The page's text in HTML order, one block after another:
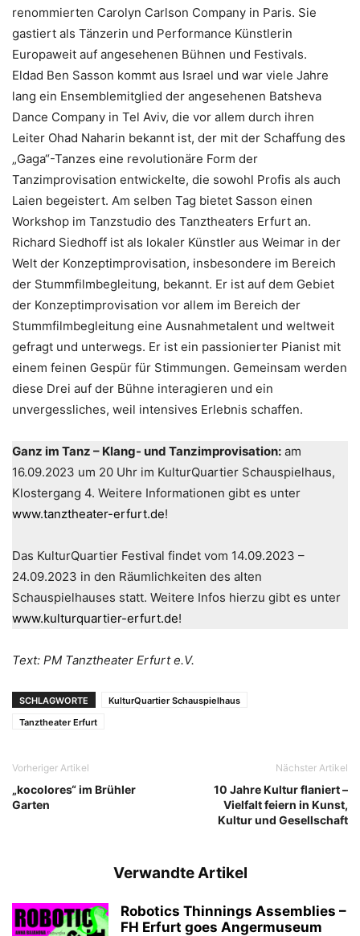
renommierten Carolyn Carlson Company in Paris. Sie
gastiert als Tänzerin und Performance Künstlerin
Europaweit auf angesehenen Bühnen und Festivals.
Eldad Ben Sasson kommt aus Israel und war viele Jahre
lang ein Ensemblemitglied der angesehenen Batsheva
Dance Company in Tel Aviv, die vor allem durch ihren
Leiter Ohad Naharin bekannt ist, der mit der Schaffung des
„Gaga“-Tanzes eine revolutionäre Form der
Tanzimprovisation entwickelte, die sowohl Profis als auch
Laien begeistert. Am selben Tag bietet Sasson einen
Workshop im Tanzstudio des Tanztheaters Erfurt an.
Richard Siedhoff ist als lokaler Künstler aus Weimar in der
Welt der Konzeptimprovisation, insbesondere im Bereich
der Stummfilmbegleitung, bekannt. Er ist auf dem Gebiet
der Konzeptimprovisation vor allem im Bereich der
Stummfilmbegleitung eine Ausnahmetalent und weltweit
gefragt und unterwegs. Er ist ein passionierter Pianist mit
einem feinen Gespür für Stimmungen. Gemeinsam werden
diese Drei auf der Bühne interagieren und ein
unvergessliches, weil intensives Erlebnis schaffen.
Ganz im Tanz – Klang- und Tanzimprovisation: am
16.09.2023 um 20 Uhr im KulturQuartier Schauspielhaus,
Klostergang 4. Weitere Informationen gibt es unter
www.tanztheater-erfurt.de!
Das KulturQuartier Festival findet vom 14.09.2023 –
24.09.2023 in den Räumlichkeiten des alten
Schauspielhauses statt. Weitere Infos hierzu gibt es unter
www.kulturquartier-erfurt.de!
Text: PM Tanztheater Erfurt e.V.
SCHLAGWORTE
KulturQuartier Schauspielhaus
Tanztheater Erfurt
Vorheriger Artikel
„kocolores“ im Brühler
Garten
Nächster Artikel
10 Jahre Kultur flaniert –
Vielfalt feiern in Kunst,
Kultur und Gesellschaft
Verwandte Artikel
Robotics Thinnings Assemblies –
FH Erfurt goes Angermuseum